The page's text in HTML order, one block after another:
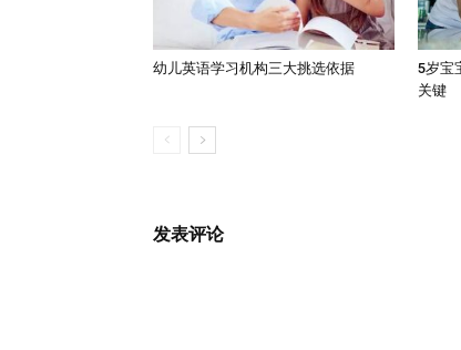
幼儿英语学习机构三大挑选依据
5岁宝
关键
发表评论